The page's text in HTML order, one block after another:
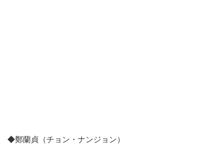
◆鄭蘭貞（チョン・ナンジョン）